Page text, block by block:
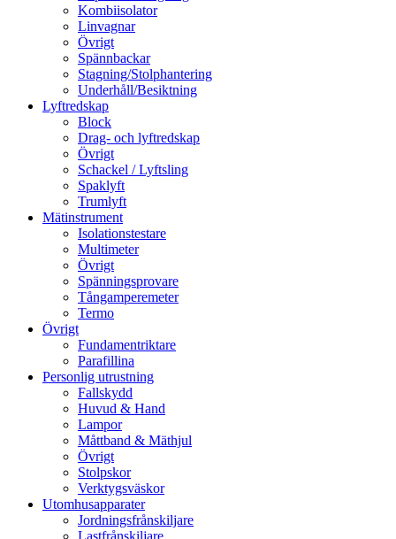
Kombiisolator
Linvagnar
Övrigt
Spännbackar
Stagning/Stolphantering
Underhåll/Besiktning
Lyftredskap
Block
Drag- och lyftredskap
Övrigt
Schackel / Lyftsling
Spaklyft
Trumlyft
Mätinstrument
Isolationstestare
Multimeter
Övrigt
Spänningsprovare
Tångamperemeter
Termo
Övrigt
Fundamentriktare
Parafillina
Personlig utrustning
Fallskydd
Huvud & Hand
Lampor
Måttband & Mäthjul
Övrigt
Stolpskor
Verktygsväskor
Utomhusapparater
Jordningsfrånskiljare
Lastfrånskiljare